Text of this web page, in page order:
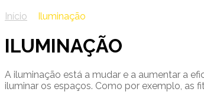
Início Iluminação
ILUMINAÇÃO
A iluminação está a mudar e a aumentar a
iluminar os espaços. Como por exemplo, as